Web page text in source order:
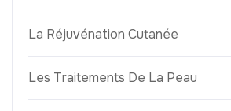
La Réjuvénation Cutanée
Les Traitements De La Peau